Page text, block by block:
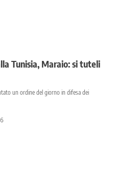
Tunisia, Maraio: si tuteli
un ordine del giorno in difesa dei